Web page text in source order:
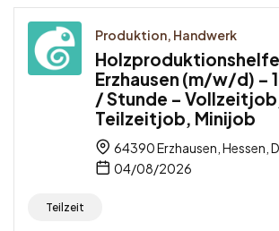
Produktion, Handwerk
Erzhausen (m/w/d) –
/ Stunde –
Teilzeitjob, Minijob
64390 Erzhausen, Hessen,
04/08/2026
Teilzeit